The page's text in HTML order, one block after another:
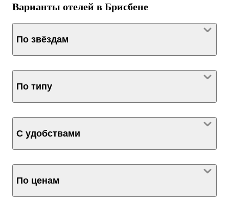
Варианты отелей в Брисбене
По звёздам
По типу
С удобствами
По ценам